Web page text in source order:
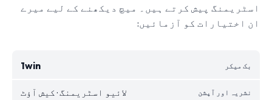
اسٹریمنگ پیش کرتے ہیں۔ میچ دیکھنے کے لیے میرے
ان اختیارات کو آزمائیں:
1win
لائیو اسٹریمنگ · کیش آؤٹ